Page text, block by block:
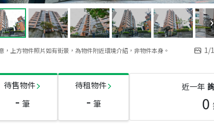
，上方物件照片如有街景，為物件附近環境介紹，非物件本身。 1/
待售物件
- 筆
待租物件
- 筆
近一年
0